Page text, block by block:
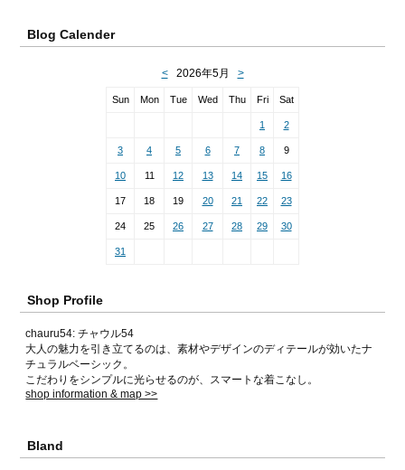
Blog Calender
Shop Profile
chauru54: チャウル54
大人の魅力を引き立てるのは、素材やデザインのディテールが効いたナ
チュラルベーシック。
こだわりをシンプルに光らせるのが、スマートな着こなし。
shop information & map >>
Bland